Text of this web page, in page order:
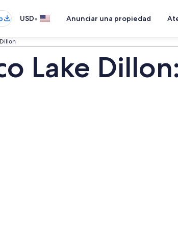
USD• Anunciar una propiedad
Lake